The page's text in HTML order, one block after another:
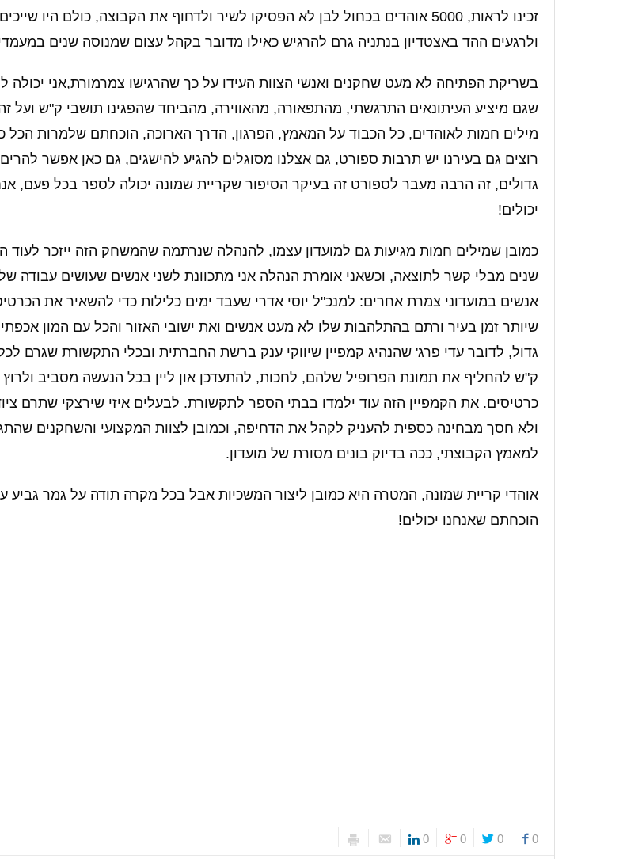
זכינו לראות, 5000 אוהדים בכחול לבן לא הפסיקו לשיר ולדחוף את הקבוצה, כולם היו
ולרגעים ההד באצטדיון בנתניה גרם להרגיש כאילו מדובר בקהל עצום שמנוסה שנים
בשריקת הפתיחה לא מעט שחקנים ואנשי הצוות העידו על כך שהרגישו צמרמורת,אני יכולה
שגם מיציע העיתונאים התרגשתי, מהתפאורה, מהאווירה, מהביחד שהפגינו תושבי ק"ש ועל
מילים חמות לאוהדים, כל הכבוד על המאמץ, הפרגון, הדרך הארוכה, הוכחתם שלמרות
רוצים גם בעירנו יש תרבות ספורט, גם אצלנו מסוגלים להגיע להישגים, גם כאן אפשר
גדולים, זה הרבה מעבר לספורט זה בעיקר הסיפור שקריית שמונה יכולה לספר בכל פעם,
יכולים!
כמובן שמילים חמות מגיעות גם למועדון עצמו, להנהלה שנרתמה שהמשחק הזה ייזכר לעוד
אנשים במועדוני צמרת אחרים: למנכ"ל יוסי אדרי שעבד ימים כלילות כדי להשאיר את
שיותר זמן בעיר ורתם בהתלהבות שלו לא מעט אנשים ואת ישובי האזור והכל עם המון
גדול, לדובר עדי פרג' שהנהיג קמפיין שיווקי ענק ברשת החברתית ובכלי התקשורת שגרם
ק"ש להחליף את תמונת הפרופיל שלהם, לחכות, להתעדכן און ליין בכל הנעשה מסביב ו
כרטיסים. את הקמפיין הזה עוד ילמדו בבתי הספר לתקשורת. לבעלים איזי שירצקי שתרם
ולא חסך מבחינה כספית להעניק לקהל את הדחיפה, וכמובן לצוות המקצועי והשחקנים
למאמץ הקבוצתי, ככה בדיוק בונים מסורת של מועדון.
אוהדי קריית שמונה, המטרה היא כמובן ליצור המשכיות אבל בכל מקרה תודה על גמר גביע
הוכחתם שאנחנו יכולים!
0
0
0
0